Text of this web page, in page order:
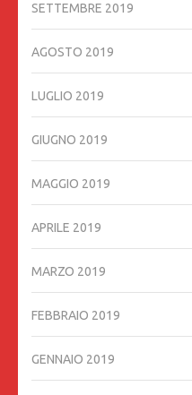
SETTEMBRE 2019
AGOSTO 2019
LUGLIO 2019
GIUGNO 2019
MAGGIO 2019
APRILE 2019
MARZO 2019
FEBBRAIO 2019
GENNAIO 2019